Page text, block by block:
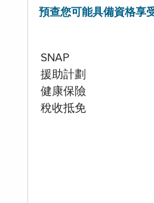
預查您可能具備資格享
SNAP
援助計劃
健康保險
稅收抵免